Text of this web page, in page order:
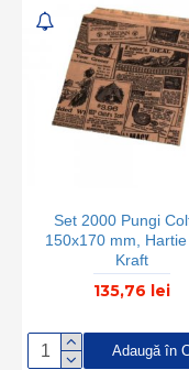
Set 2000 Pungi
150x170 mm,
Kraft
135,76 lei
Adaugă în